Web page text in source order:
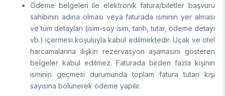
Ödeme belgeleri ile elektronik fatura/biletler başvuru
sahibinin adına olması veya faturada isminin yer alması
ve tüm detayları (isim-soy isim, tarih, tutar, ödeme detayı
vb.) içermesi koşuluyla kabul edilmektedir. Uçak ve otel
harcamalarına ilişkin rezervasyon aşamasını gösteren
belgeler kabul edilmez. Faturada birden fazla kişinin
isminin geçmesi durumunda toplam fatura tutarı kişi
sayısına bölünerek ödeme yapılır.